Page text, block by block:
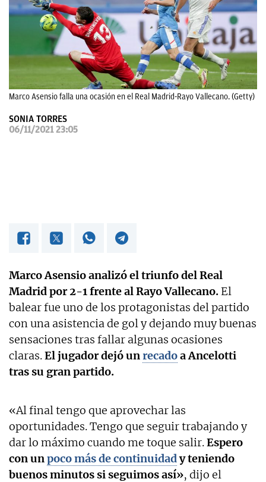
OKDIARIO
Marco Asensio falla una ocasión en el Real Madrid-Rayo Vallecano. (Getty)
SONIA TORRES
06/11/2021 23:05
Marco Asensio analizó el triunfo del Real
Madrid por 2-1 frente al Rayo Vallecano. El
balear fue uno de los protagonistas del partido
con una asistencia de gol y dejando muy buenas
sensaciones tras fallar algunas ocasiones
claras.El jugador dejó unrecadoa Ancelotti
tras su gran partido.
«Al final tengo que aprovechar las
oportunidades. Tengo que seguir trabajando y
dar lo máximo cuando me toque salir.Espero
con unpoco más de continuidady teniendo
buenos minutos si seguimos así», dijo el